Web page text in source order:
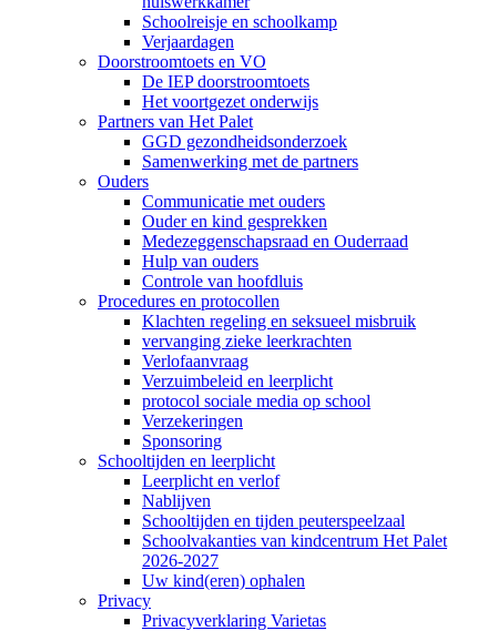
Schoolreisje en schoolkamp
Verjaardagen
Doorstroomtoets en VO
De IEP doorstroomtoets
Het voortgezet onderwijs
Partners van Het Palet
GGD gezondheidsonderzoek
Samenwerking met de partners
Ouders
Communicatie met ouders
Ouder en kind gesprekken
Medezeggenschapsraad en Ouderraad
Hulp van ouders
Controle van hoofdluis
Procedures en protocollen
Klachten regeling en seksueel misbruik
vervanging zieke leerkrachten
Verlofaanvraag
Verzuimbeleid en leerplicht
protocol sociale media op school
Verzekeringen
Sponsoring
Schooltijden en leerplicht
Leerplicht en verlof
Nablijven
Schooltijden en tijden peuterspeelzaal
Schoolvakanties van kindcentrum Het Palet
2026-2027
Uw kind(eren) ophalen
Privacy
Privacyverklaring Varietas